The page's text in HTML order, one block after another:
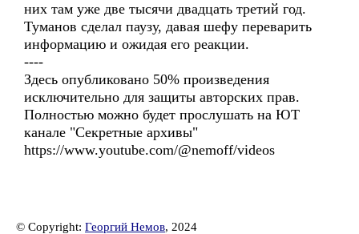
них там уже две тысячи двадцать третий год.
Туманов сделал паузу, давая шефу переварить
информацию и ожидая его реакции.
----
Здесь опубликовано 50% произведения
исключительно для защиты авторских прав.
Полностью можно будет прослушать на ЮТ
канале "Секретные архивы"
https://www.youtube.com/@nemoff/videos
© Copyright: Георгий Немов, 2024